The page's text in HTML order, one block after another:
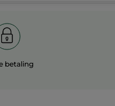
betaling